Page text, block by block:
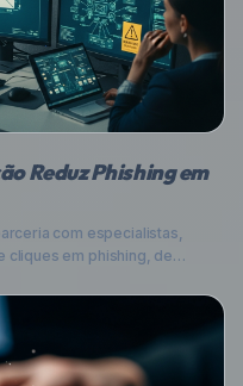
Reduz Phishing em
com especialistas,
cliques em phishing, de
de cibersegurança e
empresa contra as ameaças